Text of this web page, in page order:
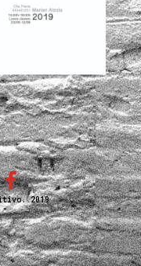
2019